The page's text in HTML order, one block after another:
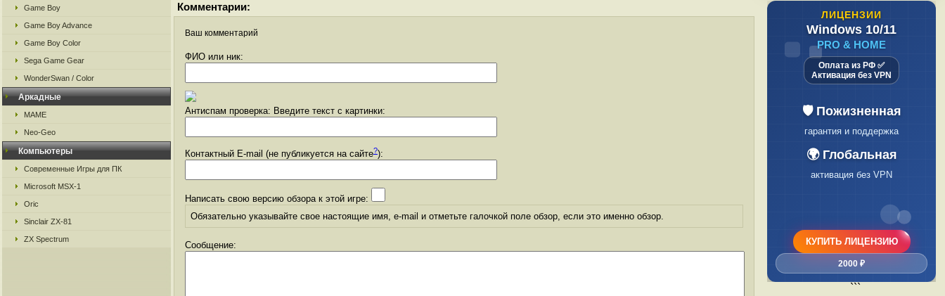
Game Boy
Game Boy Advance
Game Boy Color
Sega Game Gear
WonderSwan / Color
Аркадные
MAME
Neo-Geo
Компьютеры
Современные Игры для ПК
Microsoft MSX-1
Oric
Sinclair ZX-81
ZX Spectrum
Комментарии:
Ваш комментарий
ФИО или ник:
Антиспам проверка: Введите текст с картинки:
Контактный E-mail (не публикуется на сайте?):
Написать свою версию обзора к этой игре:
Обязательно указывайте свое настоящие имя, e-mail и отметьте галочкой поле обзор, если это именно обзор.
Сообщение:
ЛИЦЕНЗИИ
Windows 10/11
PRO & HOME
Оплата из РФ ✅
Активация без VPN
КУПИТЬ ЛИЦЕНЗИЮ
2000 ₽
```